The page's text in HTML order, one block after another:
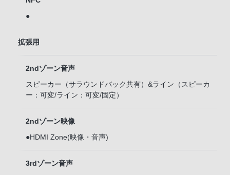
●
拡張用
2ndゾーン音声
スピーカー（サラウンドバック共有）&ライン（スピーカ
ー：可変/ライン：可変/固定）
2ndゾーン映像
●HDMI Zone(映像・音声)
3rdゾーン音声